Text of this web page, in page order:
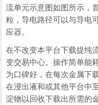
流单元示意图如图所示，
粒，导电路径可以与导电
应器。
在不改变本平台下载提纯
变交易中心。操作简单能
为口碑好，在每次金属下
在浸出液和或其他平台中
淀物以回收下载出所需的